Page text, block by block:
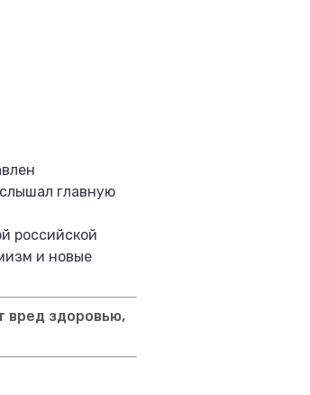
главную
российской
и новые
вред здоровью,